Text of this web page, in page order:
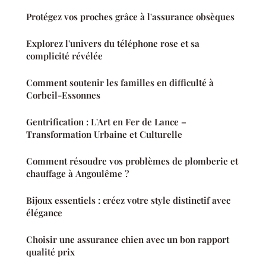
Protégez vos proches grâce à l'assurance obsèques
Explorez l'univers du téléphone rose et sa
complicité révélée
Comment soutenir les familles en difficulté à
Corbeil-Essonnes
Gentrification : L'Art en Fer de Lance –
Transformation Urbaine et Culturelle
Comment résoudre vos problèmes de plomberie et
chauffage à Angoulême ?
Bijoux essentiels : créez votre style distinctif avec
élégance
Choisir une assurance chien avec un bon rapport
qualité prix